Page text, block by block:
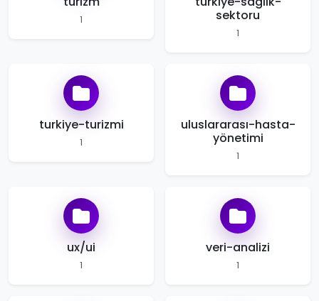
1
sektoru
1
turkiye-turizmi
1
uluslararası-hasta-
yönetimi
1
ux/ui
1
veri-analizi
1